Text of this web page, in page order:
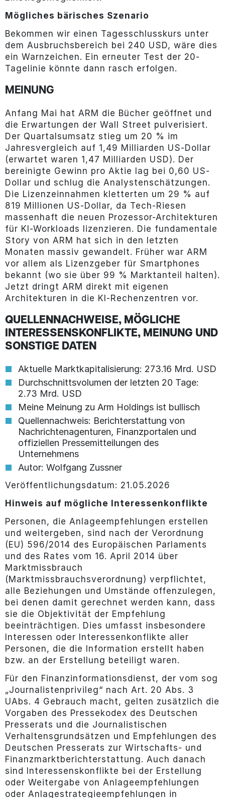
Mögliches bärisches Szenario
Bekommen wir einen Tagesschlusskurs unter
dem Ausbruchsbereich bei 240 USD, wäre dies
ein Warnzeichen. Ein erneuter Test der 20-
Tagelinie könnte dann rasch erfolgen.
MEINUNG
Anfang Mai hat ARM die Bücher geöffnet und
die Erwartungen der Wall Street pulverisiert.
Der Quartalsumsatz stieg um 20 % im
Jahresvergleich auf 1,49 Milliarden US-Dollar
(erwartet waren 1,47 Milliarden USD). Der
bereinigte Gewinn pro Aktie lag bei 0,60 US-
Dollar und schlug die Analystenschätzungen.
Die Lizenzeinnahmen kletterten um 29 % auf
819 Millionen US-Dollar, da Tech-Riesen
massenhaft die neuen Prozessor-Architekturen
für KI-Workloads lizenzieren. Die fundamentale
Story von ARM hat sich in den letzten
Monaten massiv gewandelt. Früher war ARM
vor allem als Lizenzgeber für Smartphones
bekannt (wo sie über 99 % Marktanteil halten).
Jetzt dringt ARM direkt mit eigenen
Architekturen in die KI-Rechenzentren vor.
QUELLENNACHWEISE, MÖGLICHE
INTERESSENSKONFLIKTE, MEINUNG UND
SONSTIGE DATEN
Aktuelle Marktkapitalisierung: 273.16 Mrd. USD
Durchschnittsvolumen der letzten 20 Tage:
2.73 Mrd. USD
Meine Meinung zu Arm Holdings ist bullisch
Quellennachweis: Berichterstattung von
Nachrichtenagenturen, Finanzportalen und
offiziellen Pressemitteilungen des
Unternehmens
Autor: Wolfgang Zussner
Veröffentlichungsdatum: 21.05.2026
Hinweis auf mögliche Interessenkonflikte
Personen, die Anlageempfehlungen erstellen
und weitergeben, sind nach der Verordnung
(EU) 596/2014 des Europäischen Parlaments
und des Rates vom 16. April 2014 über
Marktmissbrauch
(Marktmissbrauchsverordnung) verpflichtet,
alle Beziehungen und Umstände offenzulegen,
bei denen damit gerechnet werden kann, dass
sie die Objektivität der Empfehlung
beeinträchtigen. Dies umfasst insbesondere
Interessen oder Interessenkonflikte aller
Personen, die die Information erstellt haben
bzw. an der Erstellung beteiligt waren.
Für den Finanzinformationsdienst, der vom sog
„Journalistenprivileg“ nach Art. 20 Abs. 3
UAbs. 4 Gebrauch macht, gelten zusätzlich die
Vorgaben des Pressekodex des Deutschen
Presserats und die Journalistischen
Verhaltensgrundsätzen und Empfehlungen des
Deutschen Presserats zur Wirtschafts- und
Finanzmarktberichterstattung. Auch danach
sind Interessenskonflikte bei der Erstellung
oder Weitergabe von Anlageempfehlungen
oder Anlagestrategieempfehlungen in